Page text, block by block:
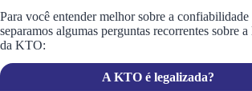
Para você entender melhor sobre a confiabilidade
separamos algumas perguntas recorrentes sobre
da KTO:
A KTO é legalizada?